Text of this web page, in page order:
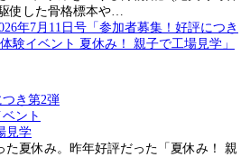
使した骨格標本や…
き第2弾
ント
見学
た夏休み。昨年好評だった「夏休み！ 親